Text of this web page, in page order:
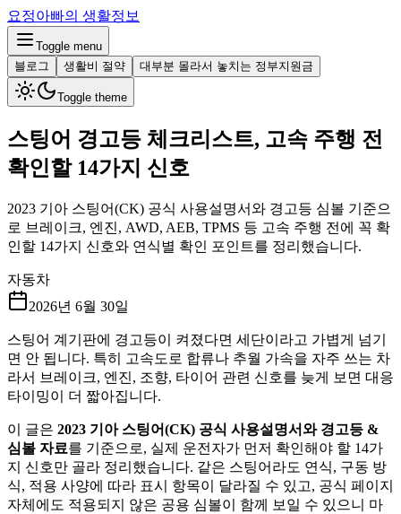
요정아빠의 생활정보
Toggle menu
블로그
생활비 절약 대부분 몰라서 놓치는 정부지원금
Toggle theme
스팅어 경고등 체크리스트, 고속 주행 전
확인할 14가지 신호
2023 기아 스팅어(CK) 공식 사용설명서와 경고등 심볼 기준으
로 브레이크, 엔진, AWD, AEB, TPMS 등 고속 주행 전에 꼭 확
인할 14가지 신호와 연식별 확인 포인트를 정리했습니다.
자동차
2026년 6월 30일
스팅어 계기판에 경고등이 켜졌다면 세단이라고 가볍게 넘기
면 안 됩니다. 특히 고속도로 합류나 추월 가속을 자주 쓰는 차
라서 브레이크, 엔진, 조향, 타이어 관련 신호를 늦게 보면 대응
타이밍이 더 짧아집니다.
이 글은 2023 기아 스팅어(CK) 공식 사용설명서와 경고등 &
심볼 자료를 기준으로, 실제 운전자가 먼저 확인해야 할 14가
지 신호만 골라 정리했습니다. 같은 스팅어라도 연식, 구동 방
식, 적용 사양에 따라 표시 항목이 달라질 수 있고, 공식 페이지
자체에도 적용되지 않은 공용 심볼이 함께 보일 수 있으니 마